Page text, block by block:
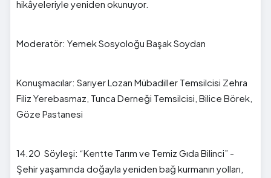
hikâyeleriyle yeniden okunuyor.
Moderatör: Yemek Sosyoloğu Başak Soydan
Konuşmacılar: Sarıyer Lozan Mübadiller Temsilcisi Zehra
Filiz Yerebasmaz, Tunca Derneği Temsilcisi, Bilice Börek,
Göze Pastanesi
14.20 Söyleşi: “Kentte Tarım ve Temiz Gıda Bilinci” -
Şehir yaşamında doğayla yeniden bağ kurmanın yolları,